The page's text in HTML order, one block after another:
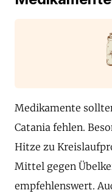
Medikamente
Catania fehlen.
Hitze zu
Mittel gegen
empfehlenswert.